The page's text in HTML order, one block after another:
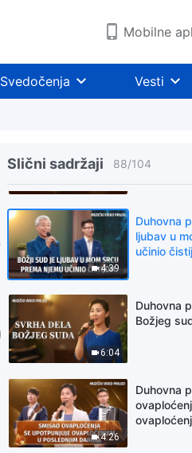
Mobilne
Svedočenja Vesti
Slični sadržaji 88/104
5:04
ljudski
7:32
4:39
Duhovna
ljubav u
učinio
6:04
Duhovna
Božjeg
4:26
Duhovna